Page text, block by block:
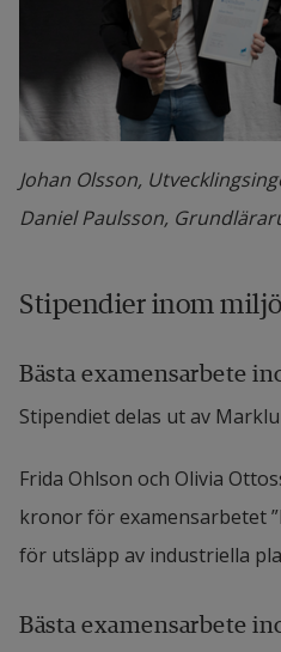
Johan Olsson,
Daniel Paulsson,
Stipendier inom
Bästa examensarbete
Stipendiet delas ut av
Frida Ohlson och Olivia
kronor för examensarbetet
för utsläpp av industriella
Bästa examensarbete